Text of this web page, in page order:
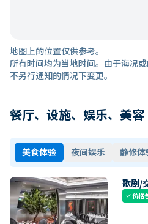
地图上的位置仅供参考。
所有时间均为当地时间。由于海况
不另行通知的情况下变更。
餐厅、设施、娱乐、美容
美食体验 夜间娱乐 静修体
歌剧/
check价格